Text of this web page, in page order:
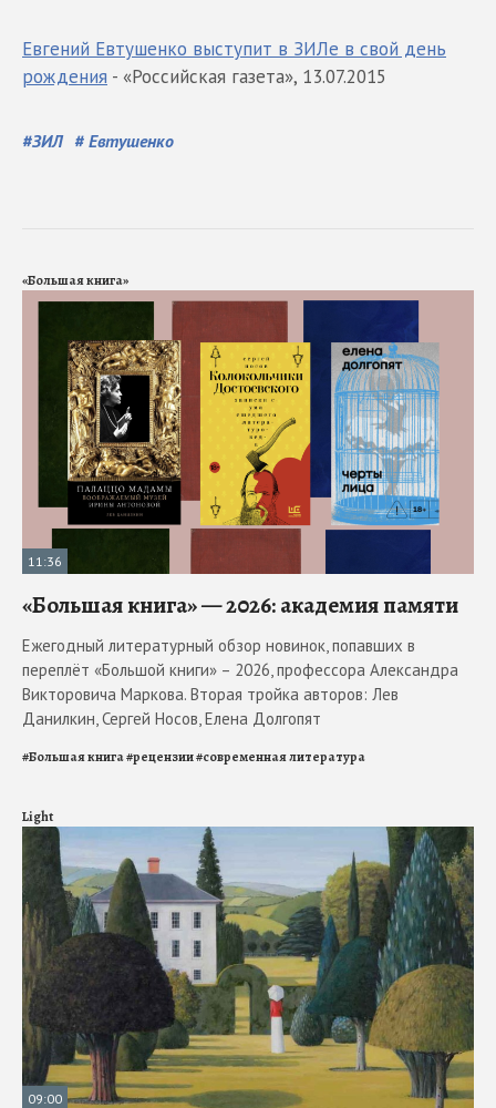
Евгений Евтушенко выступит в ЗИЛе в свой день
рождения - «Российская газета», 13.07.2015
#ЗИЛ # Евтушенко
«Большая книга»
11:36
«Большая книга» — 2026: академия памяти
Ежегодный литературный обзор новинок, попавших в
переплёт «Большой книги» – 2026, профессора Александра
Викторовича Маркова. Вторая тройка авторов: Лев
Данилкин, Сергей Носов, Елена Долгопят
#Большая книга#рецензии#современная литература
Light
09:00